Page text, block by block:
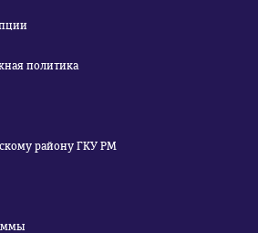
политика
району ГКУ РМ